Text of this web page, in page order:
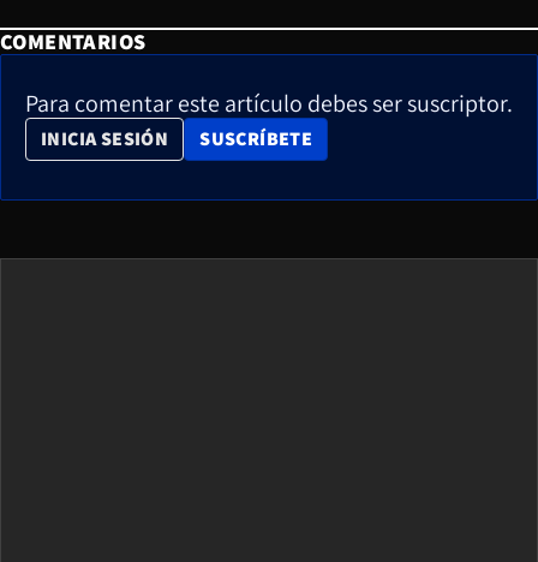
COMENTARIOS
Para comentar este artículo debes ser suscriptor.
INICIA SESIÓN SUSCRÍBETE
OPENS IN NEW WINDOW